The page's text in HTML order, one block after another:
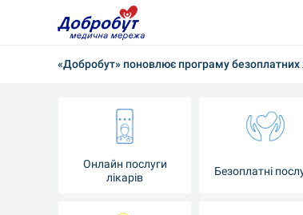
«Добробут» поновлює програму безоплатних
Онлайн послуги
лікарів
Безоплатні